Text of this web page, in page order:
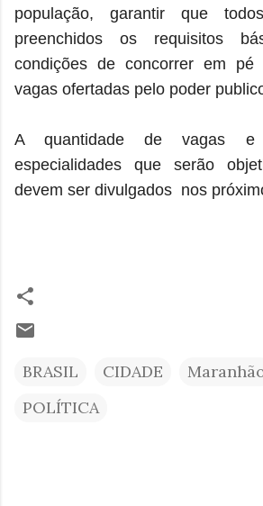
população, garantir que
preenchidos os requisitos
condições de concorrer em pé
vagas ofertadas pelo poder
A quantidade de vagas
especialidades que serão
devem ser divulgados nos
BRASIL CIDADE
POLÍTICA